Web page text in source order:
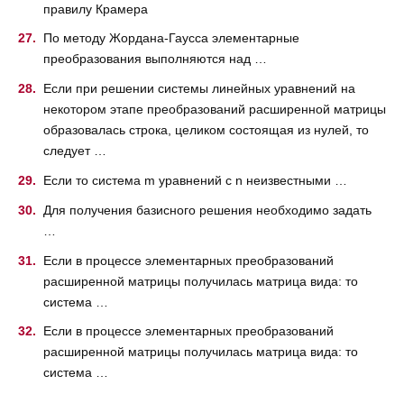
правилу Крамера
По методу Жордана-Гаусса элементарные
преобразования выполняются над …
Если при решении системы линейных уравнений на
некотором этапе преобразований расширенной матрицы
образовалась строка, целиком состоящая из нулей, то
следует …
Если то система m уравнений с n неизвестными …
Для получения базисного решения необходимо задать
Если в процессе элементарных преобразований
расширенной матрицы получилась матрица вида: то
система …
Если в процессе элементарных преобразований
расширенной матрицы получилась матрица вида: то
система …